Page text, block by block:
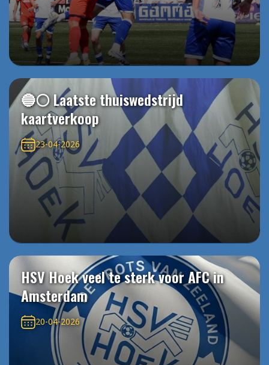
🔵⚪️ Laatste thuiswedstrijd
kaartverkoop
23-04-2026
HSV Hoek veel te sterk voor AFC in
Amsterdam
20-04-2026